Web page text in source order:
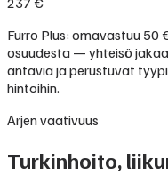
Furro Plus: omavastuu
osuudesta — yhteisö
antavia ja perustuvat
hintoihin.
Arjen vaativuus
Turkinhoito,